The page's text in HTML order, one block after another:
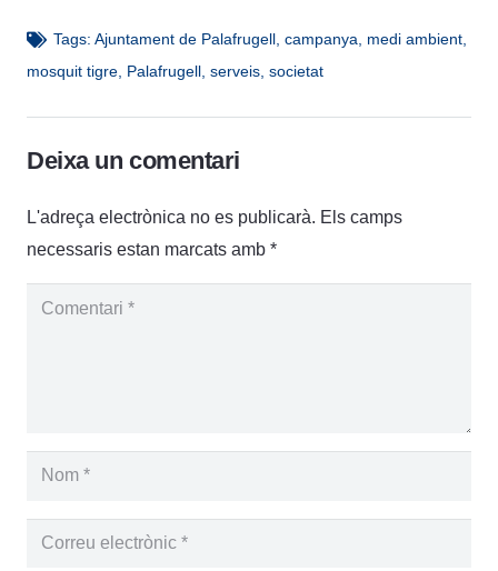
Tags: Ajuntament de Palafrugell, campanya, medi ambient,
mosquit tigre, Palafrugell, serveis, societat
Deixa un comentari
L'adreça electrònica no es publicarà. Els camps
necessaris estan marcats amb *